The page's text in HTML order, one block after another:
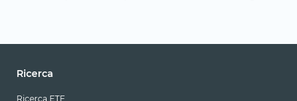
Ricerca
Ricerca ETF